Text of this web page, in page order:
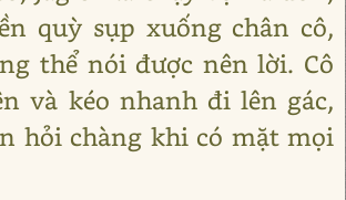
quỳ sụp xuống chân cô,
thể nói được nên lời. Cô
và kéo nhanh đi lên gác,
hỏi chàng khi có mặt mọi